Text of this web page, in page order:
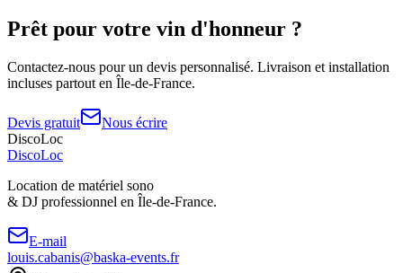
Prêt pour votre vin d'honneur ?
Contactez-nous pour un devis personnalisé. Livraison et installation
incluses partout en Île-de-France.
Devis gratuit
Nous écrire
DiscoLoc
DiscoLoc
Location de matériel sono
& DJ professionnel en Île-de-France.
E-mail
louis.cabanis@baska-events.fr